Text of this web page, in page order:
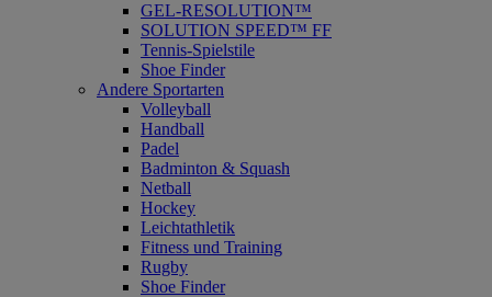
GEL-RESOLUTION™
SOLUTION SPEED™ FF
Tennis-Spielstile
Shoe Finder
Andere Sportarten
Volleyball
Handball
Padel
Badminton & Squash
Netball
Hockey
Leichtathletik
Fitness und Training
Rugby
Shoe Finder